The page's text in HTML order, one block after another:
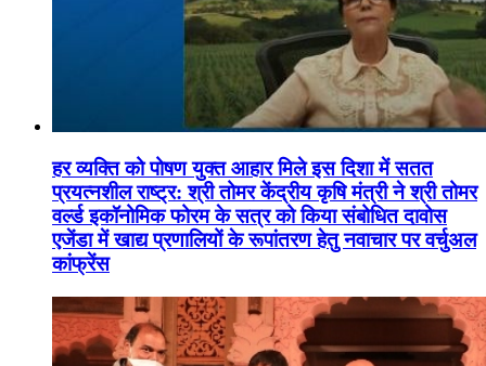
हर व्यक्ति को पोषण युक्त आहार मिले इस दिशा में सतत
प्रयत्नशील राष्ट्र: श्री तोमर केंद्रीय कृषि मंत्री ने श्री तोमर
वर्ल्ड इकॉनोमिक फोरम के सत्र को किया संबोधित दावोस
एजेंडा में खाद्य प्रणालियों के रूपांतरण हेतु नवाचार पर वर्चुअल
कांफ्रेंस